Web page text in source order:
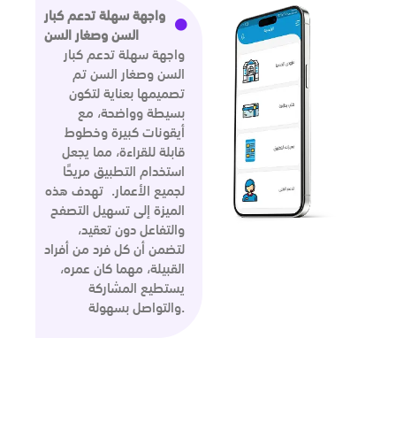
واجهة سهلة تدعم كبار
السن وصغار السن
واجهة سهلة تدعم كبار
السن وصغار السن تم
تصميمها بعناية لتكون
بسيطة وواضحة، مع
أيقونات كبيرة وخطوط
قابلة للقراءة، مما يجعل
استخدام التطبيق مريحًا
لجميع الأعمار. تهدف هذه
الميزة إلى تسهيل التصفح
والتفاعل دون تعقيد،
لتضمن أن كل فرد من أفراد
القبيلة، مهما كان عمره،
يستطيع المشاركة
والتواصل بسهولة.